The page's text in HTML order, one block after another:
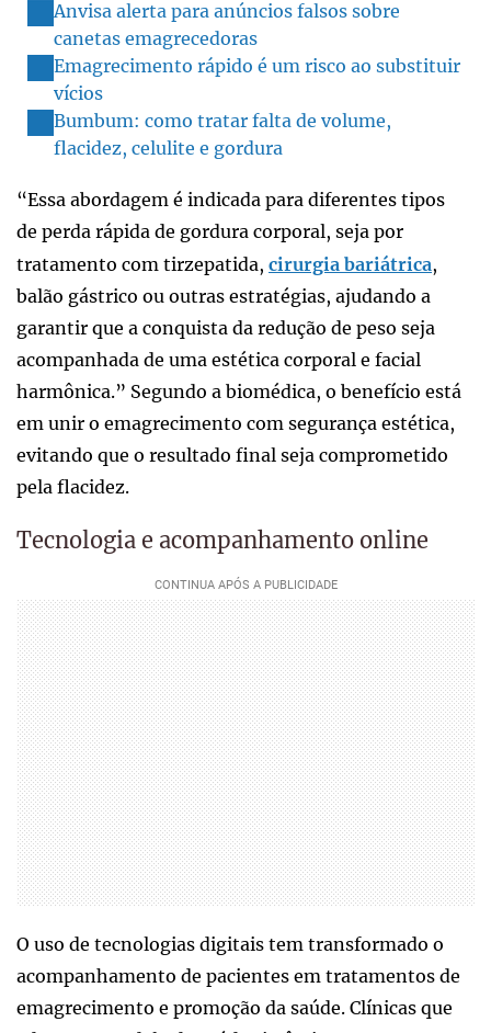
Anvisa alerta para anúncios falsos sobre
canetas emagrecedoras
Emagrecimento rápido é um risco ao substituir
vícios
Bumbum: como tratar falta de volume,
flacidez, celulite e gordura
“Essa abordagem é indicada para diferentes tipos
de perda rápida de gordura corporal, seja por
tratamento com tirzepatida, cirurgia bariátrica,
balão gástrico ou outras estratégias, ajudando a
garantir que a conquista da redução de peso seja
acompanhada de uma estética corporal e facial
harmônica.” Segundo a biomédica, o benefício está
em unir o emagrecimento com segurança estética,
evitando que o resultado final seja comprometido
pela flacidez.
Tecnologia e acompanhamento online
O uso de tecnologias digitais tem transformado o
acompanhamento de pacientes em tratamentos de
emagrecimento e promoção da saúde. Clínicas que